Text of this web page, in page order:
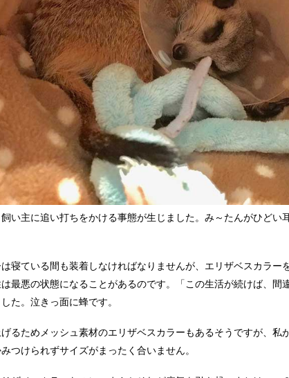
い主に追い打ちをかける事態が生じました。み～たんがひどい
寝ている間も装着しなければなりませんが、エリザベスカラー
最悪の状態になることがあるのです。「この生活が続けば、間
た。泣きっ面に蜂です。
るためメッシュ素材のエリザベスカラーもあるそうですが、私
つけられずサイズがまったく合いません。